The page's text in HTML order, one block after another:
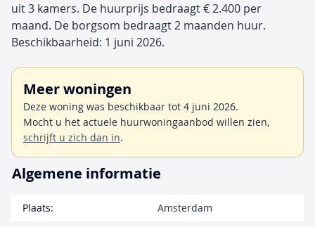
uit 3 kamers. De huurprijs bedraagt € 2.400 per
maand. De borgsom bedraagt 2 maanden huur.
Beschikbaarheid: 1 juni 2026.
Meer woningen
Deze woning was beschikbaar tot 4 juni 2026.
Mocht u het actuele huurwoningaanbod willen zien,
schrijft u zich dan in.
Algemene informatie
Plaats:
Amsterdam